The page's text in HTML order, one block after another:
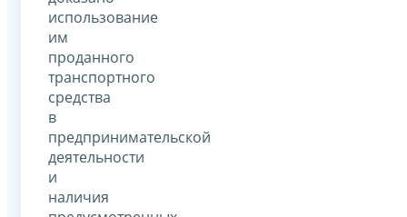
использование
им
проданного
транспортного
средства
в
предпринимательской
деятельности
и
наличия